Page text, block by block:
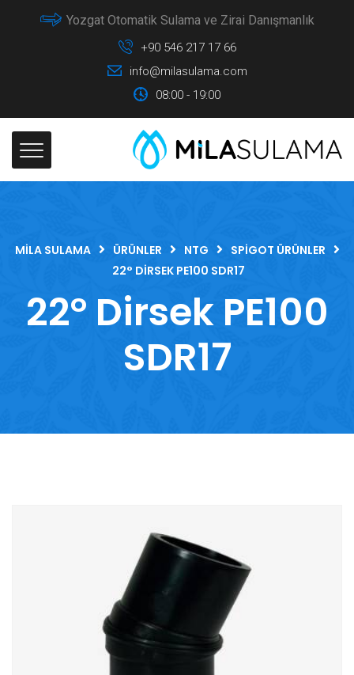
Yozgat Otomatik Sulama ve Zirai Danışmanlık
+90 546 217 17 66
info@milasulama.com
08:00 - 19:00
MILA SULAMA ÜRÜNLER NTG
SPIGOT ÜRÜNLER
22° DIRSEK PE100 SDR17
22° Dirsek PE100
SDR17